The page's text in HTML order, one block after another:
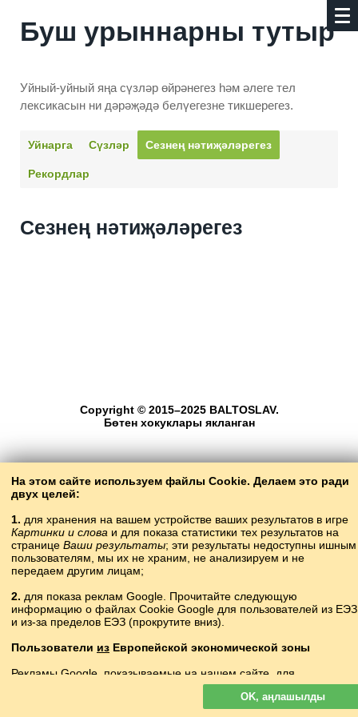
Буш урыннарны тутыр
Уйный-уйный яңа сүзләр өйрәнегез һәм әлеге тел
лексикасын ни дәрәҗәдә белүегезне тикшерегез.
Уйнарга Сүзләр Сезнең нәти­җәләрегез
Рекордлар
Сезнең нәти­җәләрегез
На этом сайте используем файлы Cookie. Делаем это ради
двух целей:
1. для хранения на вашем устройстве ваших результатов в игре
Картинки и слова и для показа статистики тех результатов на
странице Ваши результаты; эти результаты недоступны ишным
пользователям, мы их не храним, не анализируем и не
передаем другим лицам;
2. для показа реклам Google. Прочитайте следующую
информацию о файлах Cookie Google для пользователей из ЕЭЗ
и из-за пределов ЕЭЗ (прокрутите вниз).
Пользователи из Европейской экономической зоны
Рекламы Google, показываемые на нашем сайте, для
персонализируются. В такой рекламе
файлы cookie не используются для персонализации объявлений,
но служат для ограничения частоты показов, подготовки сводных
OK, аңлашылды
Copyright © 2015–2025 BALTOSLAV.
Бөтен хокуклары якланган